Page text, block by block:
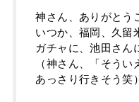
神さん、ありがとう
いつか、福岡、久留
ガチャに、池田さん
（神さん、「そうい
あっさり行きそう笑）